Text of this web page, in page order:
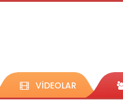
VİDEOLAR